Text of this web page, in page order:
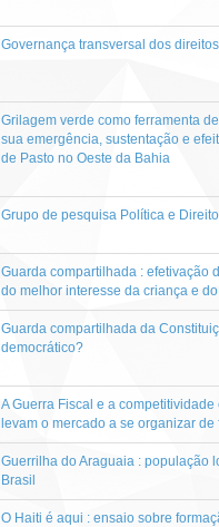
Governança transversal dos
Grilagem verde como ferramenta
sua emergência, sustentação e
de Pasto no Oeste da Bahia
Grupo de pesquisa Política e
Guarda compartilhada : efetivação
do melhor interesse da criança e
Guarda compartilhada da
democrático?
A Guerra Fiscal e a
levam o mercado a se organizar
Guerrilha do Araguaia : população
Brasil
O Haiti é aqui : ensaio sobre